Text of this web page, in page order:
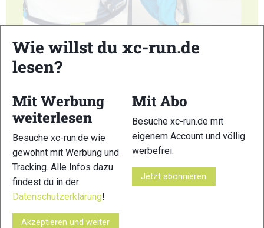
7 8
11
Wie willst du xc-run.de
lesen?
Mit Werbung
weiterlesen
Besuche xc-run.de wie
gewohnt mit Werbung und
Tracking. Alle Infos dazu
findest du in der
Datenschutzerklärung!
Akzeptieren und weiter
Mit Abo
Besuche xc-run.de mit
eigenem Account und völlig
werbefrei.
Jetzt abonnieren